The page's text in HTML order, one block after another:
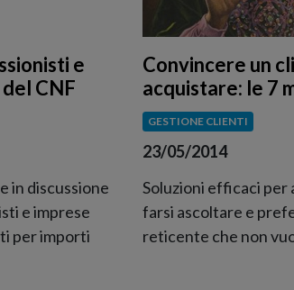
e
CNF
in discussione
e imprese
per importi
Convincere un
acquistare: le 7
GESTIONE CLIENTI
23/05/2014
Soluzioni efficaci per
farsi ascoltare e
reticente che non